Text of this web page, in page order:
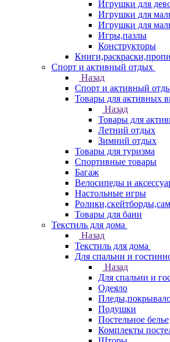
Игрушки для
Игрушки для
Игрушки для
Игры,пазлы
Конструкторы
Спорт и активный отдых
Назад
Спорт и активный
Товары для активных
Назад
Товары для
Летний отдых
Зимний отдых
Товары для туризма
Спортивные товары
Багаж
Велосипеды и
Настольные игры
Товары для бани
Текстиль для дома
Назад
Текстиль для дома
Для спальни и
Назад
Для спальни и
Одеяло
Подушки
Постельное белье
Комплекты